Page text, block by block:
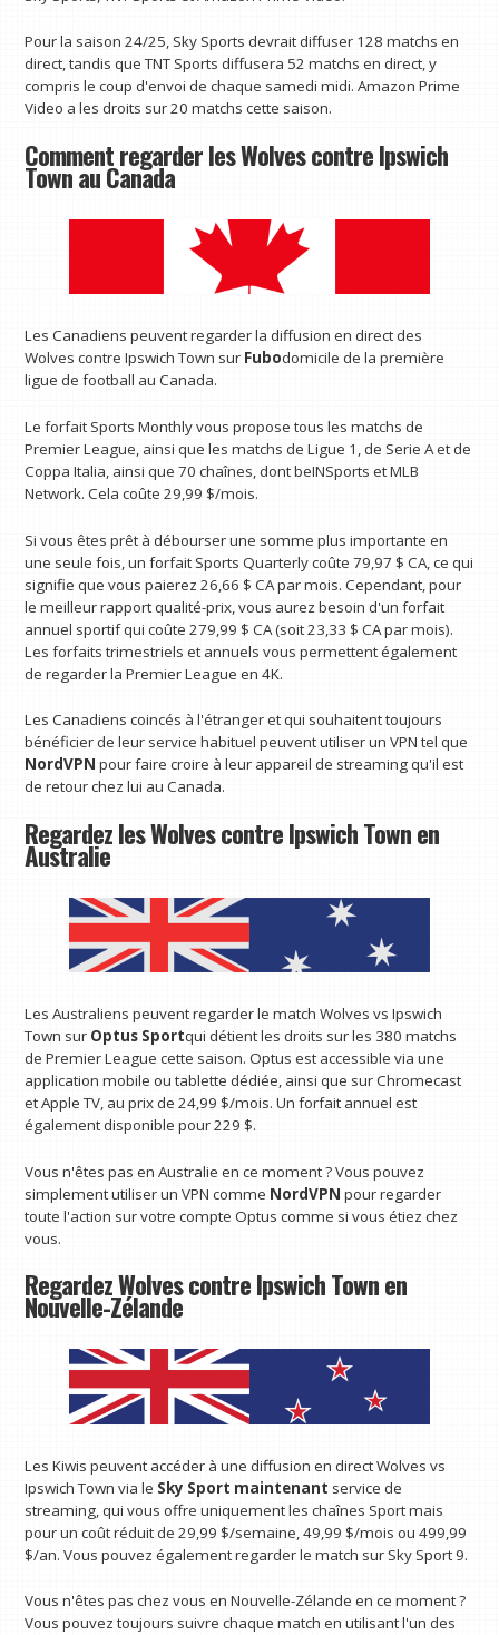
Pour la saison 24/25, Sky Sports devrait diffuser 128 matchs en
direct, tandis que TNT Sports diffusera 52 matchs en direct, y
compris le coup d'envoi de chaque samedi midi. Amazon Prime
Video a les droits sur 20 matchs cette saison.
Comment regarder les Wolves contre Ipswich
Town au Canada
Les Canadiens peuvent regarder la diffusion en direct des
Wolves contre Ipswich Town sur Fubodomicile de la première
ligue de football au Canada.
Le forfait Sports Monthly vous propose tous les matchs de
Premier League, ainsi que les matchs de Ligue 1, de Serie A et de
Coppa Italia, ainsi que 70 chaînes, dont beINSports et MLB
Network. Cela coûte 29,99 $/mois.
Si vous êtes prêt à débourser une somme plus importante en
une seule fois, un forfait Sports Quarterly coûte 79,97 $ CA, ce qui
signifie que vous paierez 26,66 $ CA par mois. Cependant, pour
le meilleur rapport qualité-prix, vous aurez besoin d'un forfait
annuel sportif qui coûte 279,99 $ CA (soit 23,33 $ CA par mois).
Les forfaits trimestriels et annuels vous permettent également
de regarder la Premier League en 4K.
Les Canadiens coincés à l'étranger et qui souhaitent toujours
bénéficier de leur service habituel peuvent utiliser un VPN tel que
NordVPN pour faire croire à leur appareil de streaming qu'il est
de retour chez lui au Canada.
Regardez les Wolves contre Ipswich Town en
Australie
Les Australiens peuvent regarder le match Wolves vs Ipswich
Town sur Optus Sportqui détient les droits sur les 380 matchs
de Premier League cette saison. Optus est accessible via une
application mobile ou tablette dédiée, ainsi que sur Chromecast
et Apple TV, au prix de 24,99 $/mois. Un forfait annuel est
également disponible pour 229 $.
Vous n'êtes pas en Australie en ce moment ? Vous pouvez
simplement utiliser un VPN comme NordVPN pour regarder
toute l'action sur votre compte Optus comme si vous étiez chez
vous.
Regardez Wolves contre Ipswich Town en
Nouvelle-Zélande
Les Kiwis peuvent accéder à une diffusion en direct Wolves vs
Ipswich Town via le Sky Sport maintenant service de
streaming, qui vous offre uniquement les chaînes Sport mais
pour un coût réduit de 29,99 $/semaine, 49,99 $/mois ou 499,99
$/an. Vous pouvez également regarder le match sur Sky Sport 9.
Vous n'êtes pas chez vous en Nouvelle-Zélande en ce moment ?
Vous pouvez toujours suivre chaque match en utilisant l'un des